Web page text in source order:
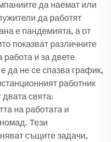
да наемат или
да работят
е пандемията, а от
показват различните
работа и за двете
да не се спазва график,
работник
свята:
на работата и
Тези
същите задачи,